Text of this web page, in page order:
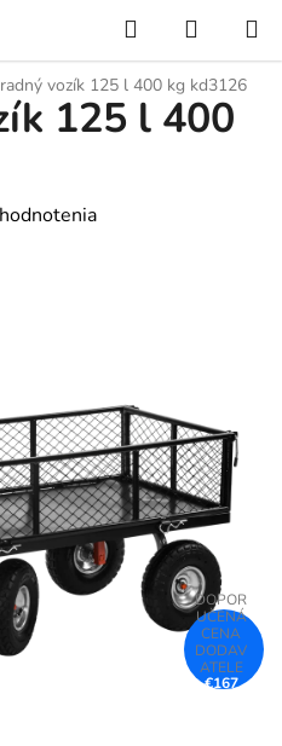
Hľadať
KOŠÍK
vozík 125 l 400 kg kd3126
125 l 400
€167